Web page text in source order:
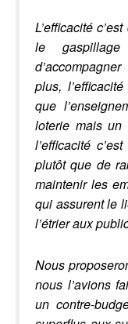
L’efficacité
le
plus,
que
loterie mais un
l’efficacité
plutôt que de
maintenir les
qui assurent le
l’étrier aux
Nous
nous l’avions
un contre-